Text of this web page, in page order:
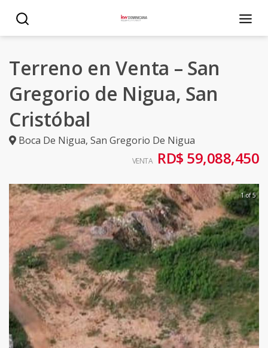
Terreno en Venta – San
Gregorio de Nigua, San
Cristóbal
Boca De Nigua, San Gregorio De Nigua
VENTA RD$ 59,088,450
1 of 5